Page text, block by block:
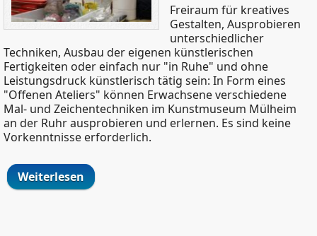
Freiraum für kreatives
Gestalten, Ausprobieren
unterschiedlicher
Techniken, Ausbau der eigenen künstlerischen
Fertigkeiten oder einfach nur "in Ruhe" und ohne
Leistungsdruck künstlerisch tätig sein: In Form eines
"Offenen Ateliers" können Erwachsene verschiedene
Mal- und Zeichentechniken im Kunstmuseum Mülheim
an der Ruhr ausprobieren und erlernen. Es sind keine
Vorkenntnisse erforderlich.
Weiterlesen über Kunstkurs für ERWACHSENE im
KUNSTMUSEUM 2026 (Februar 2026 bis